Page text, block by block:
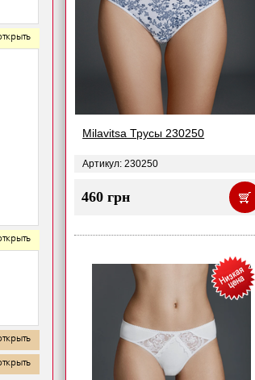
Milavitsa Трусы 230250
Артикул: 230250
460 грн